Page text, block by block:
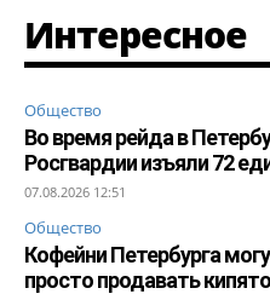
Интересное
Общество
Во время рейда в
Росгвардии изъяли 72
07.08.2026 12:51
Общество
Кофейни Петербурга
просто продавать